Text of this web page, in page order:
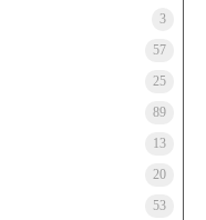
3
57
25
89
13
20
53